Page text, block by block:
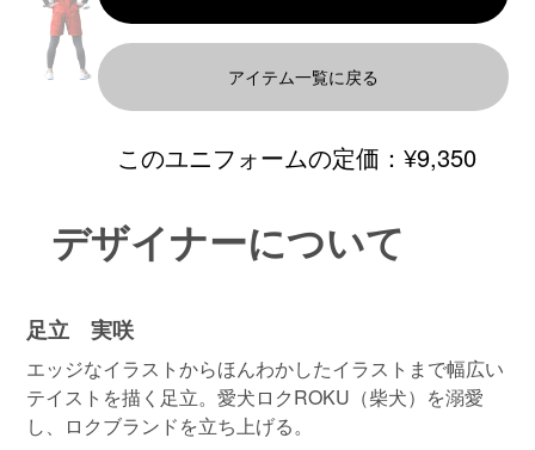
アイテム一覧に戻る
このユニフォームの定価：¥9,350
デザイナーについて
足立 実咲
エッジなイラストからほんわかしたイラストまで幅広い
テイストを描く足立。愛犬ロクROKU（柴犬）を溺愛
し、ロクブランドを立ち上げる。